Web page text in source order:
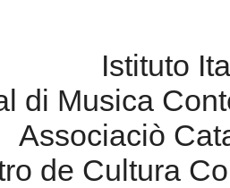
Istituto
di Musica
Associaciò
de Cultura